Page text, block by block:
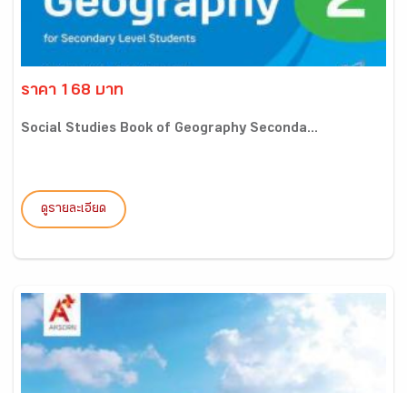
ราคา 168 บาท
Social Studies Book of Geography Seconda...
ดูรายละเอียด